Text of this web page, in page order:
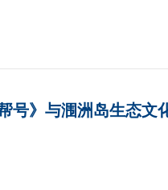
号》与涠洲岛生态文